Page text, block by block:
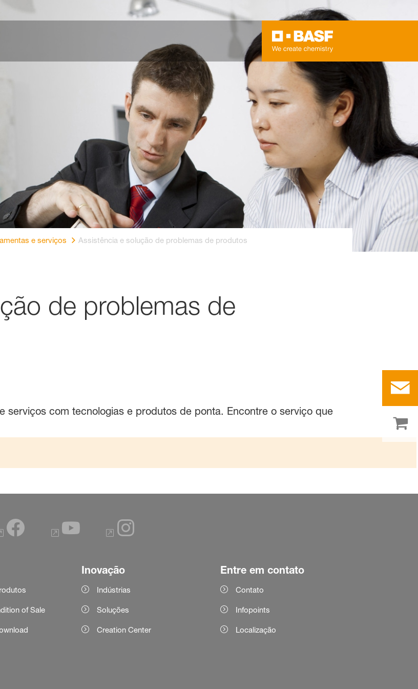
e serviços Assistência e solução de problemas de produtos
de problemas de
serviços com tecnologias e produtos de ponta. Encontre o serviço que
of Sale
Inovação
Indústrias
Soluções
Creation Center
Entre em contato
Contato
Infopoints
Localização